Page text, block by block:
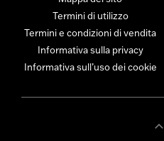
Termini di utilizzo
Termini e condizioni di vendita
Informativa sulla privacy
Informativa sull’uso dei cookie